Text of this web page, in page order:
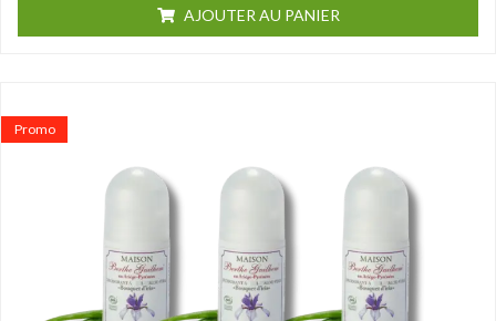
AJOUTER AU PANIER
Promo
était :
22,50 €.
18,00 €.